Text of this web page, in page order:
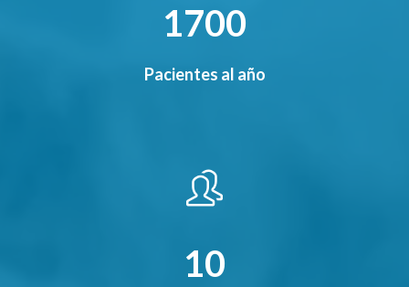
1700
Pacientes al año
10